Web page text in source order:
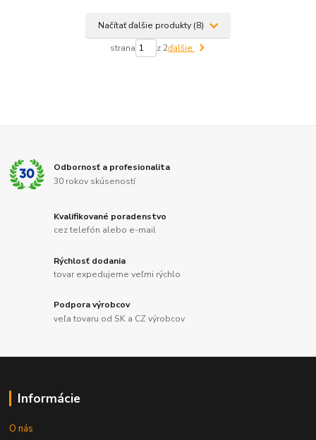
Načítať ďalšie produkty (8)
strana z 2ďalšie
Odbornosť a profesionalita
30 rokov skúseností
Kvalifikované poradenstvo
cez telefón alebo e-mail
Rýchlosť dodania
tovar expedujeme veľmi rýchlo
Podpora výrobcov
veľa tovaru od SK a CZ výrobcov
Informácie
O nás